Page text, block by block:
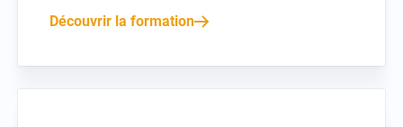
Découvrir la formation